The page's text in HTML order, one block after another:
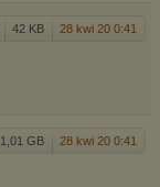
42 KB 28 kwi 20 0:41
1,01 GB 28 kwi 20 0:41